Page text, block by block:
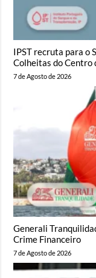
IPST recruta para o
Colheitas do Centro
7 de Agosto de 2026
Generali
Crime Financeiro
7 de Agosto de 2026